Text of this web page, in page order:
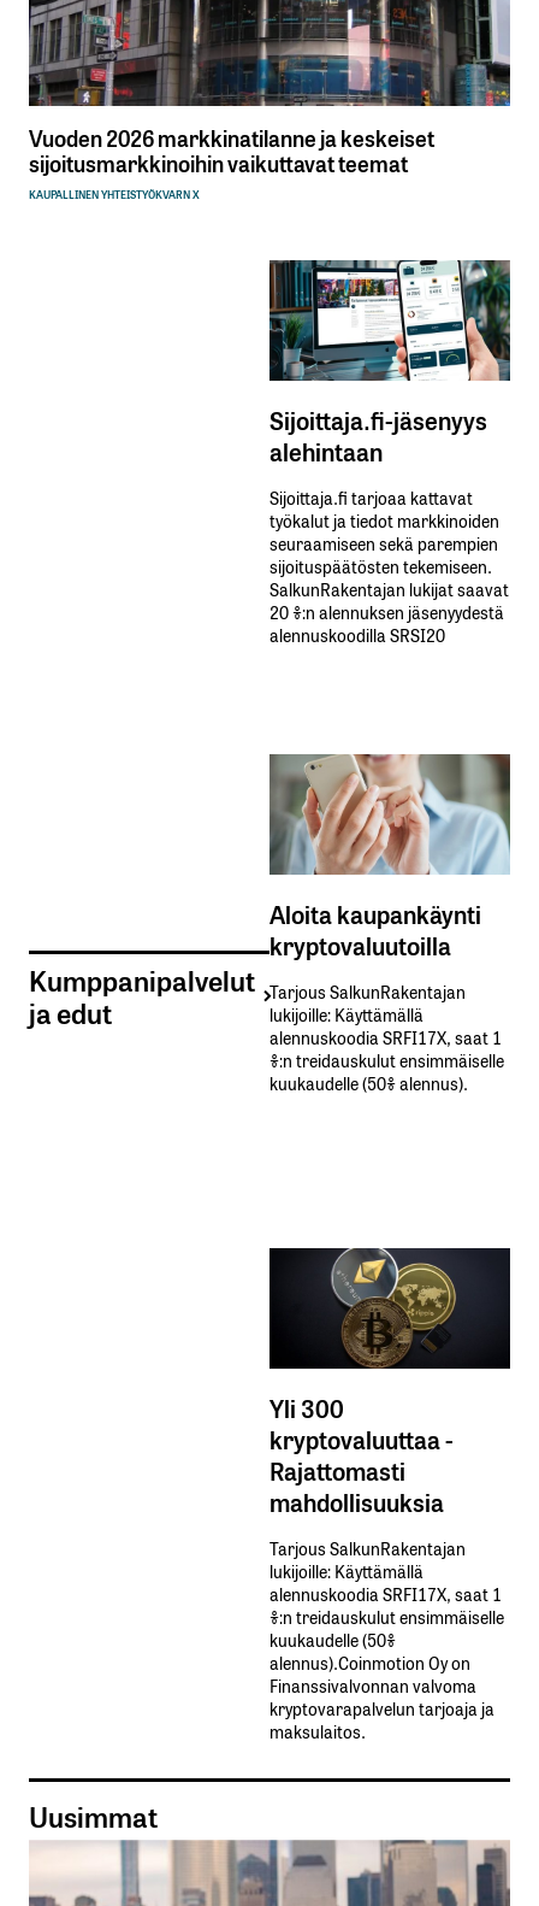
Vuoden 2026 markkinatilanne ja keskeiset
sijoitusmarkkinoihin vaikuttavat teemat
KAUPALLINEN YHTEISTYÖKVARN X
Kumppanipalvelut
ja edut
Sijoittaja.fi-jäsenyys
alehintaan
Sijoittaja.fi tarjoaa kattavat
työkalut ja tiedot markkinoiden
seuraamiseen sekä parempien
sijoituspäätösten tekemiseen.
SalkunRakentajan lukijat saavat
20 %:n alennuksen jäsenyydestä
alennuskoodilla SRSI20
Aloita kaupankäynti
kryptovaluutoilla
Tarjous SalkunRakentajan
lukijoille: Käyttämällä​ ​
alennuskoodia​ ​SRFI17X,​ ​saat​ ​1
%:n treidauskulut​ ​ensimmäiselle​ ​
kuukaudelle​ ​(50%​ ​alennus).
Yli 300
kryptovaluuttaa -
Rajattomasti
mahdollisuuksia
Tarjous SalkunRakentajan
lukijoille: Käyttämällä​ ​
alennuskoodia​ ​SRFI17X,​ ​saat​ ​1
%:n treidauskulut​ ​ensimmäiselle​ ​
kuukaudelle​ ​(50%​ ​
alennus).Coinmotion Oy on
Finanssivalvonnan valvoma
kryptovarapalvelun tarjoaja ja
maksulaitos.
Uusimmat